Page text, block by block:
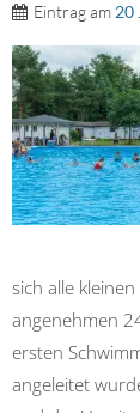
Eintrag am 20
sich alle
angenehmen
ersten
angeleitet